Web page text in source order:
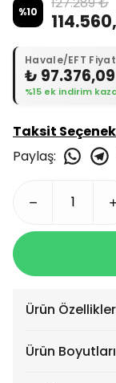
%10
Havale/EFT
₺ 97.376,09
%15 ek indirim
Taksit
Paylaş:
Ürün
Ürün Boyutları